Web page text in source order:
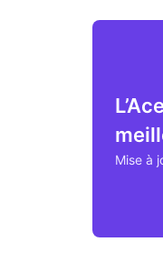
Mise à